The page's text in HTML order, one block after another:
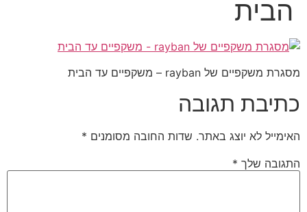
הבית
מסגרת משקפיים של rayban – משקפיים עד הבית
כתיבת תגובה
האימייל לא יוצג באתר. שדות החובה מסומנים *
התגובה שלך *